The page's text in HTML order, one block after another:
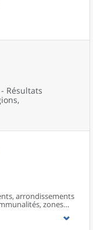
Résultats
arrondissements
zones
d’attraction des